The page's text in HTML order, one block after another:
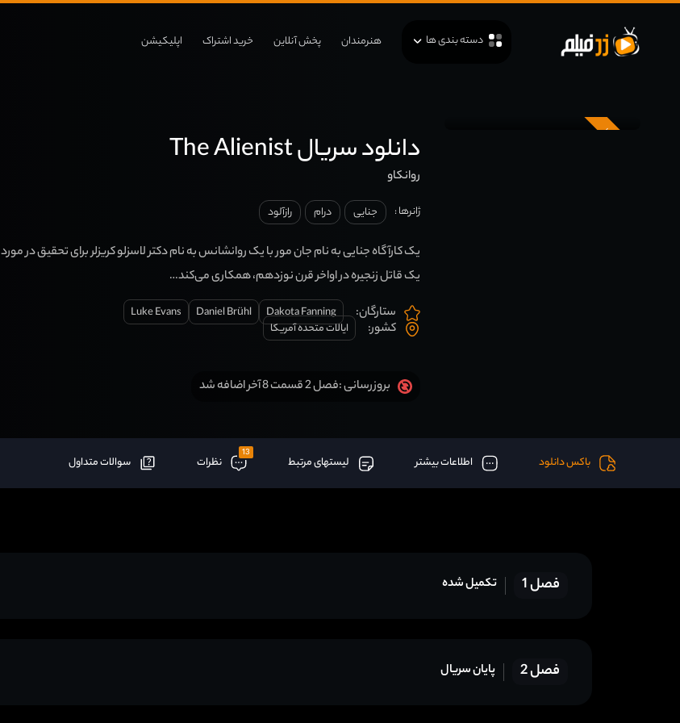
دسته بندی ها هنرمندان پخش آنلاین خرید اشتراک اپلیکیشن
زیرنویس دانلود سریال The Alienist
روانکاو
ژانرها : جنایی درام رازآلود
یک کارآگاه جنایی به نام جان مور با یک روانشانس به نام دکتر لاسزلو کریزلر برای تحقیق در مورد
یک قاتل زنجیره در اواخر قرن نوزدهم، همکاری می‌کند…
ستارگان:
Dakota Fanning
Daniel Brühl
Luke Evans
کشور: ایالات متحده آمریکا
بروزرسانی :فصل 2 قسمت 8 آخر اضافه شد
باکس دانلود اطلاعات بیشتر لیستهای مرتبط
13
نظرات سوالات متداول
فصل 1 تکمیل شده
فصل 2 پایان سریال